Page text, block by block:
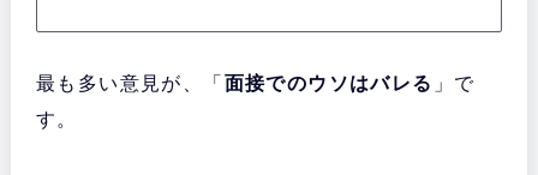
最も多い意見が、「 面接でのウソはバレる 」で
す。